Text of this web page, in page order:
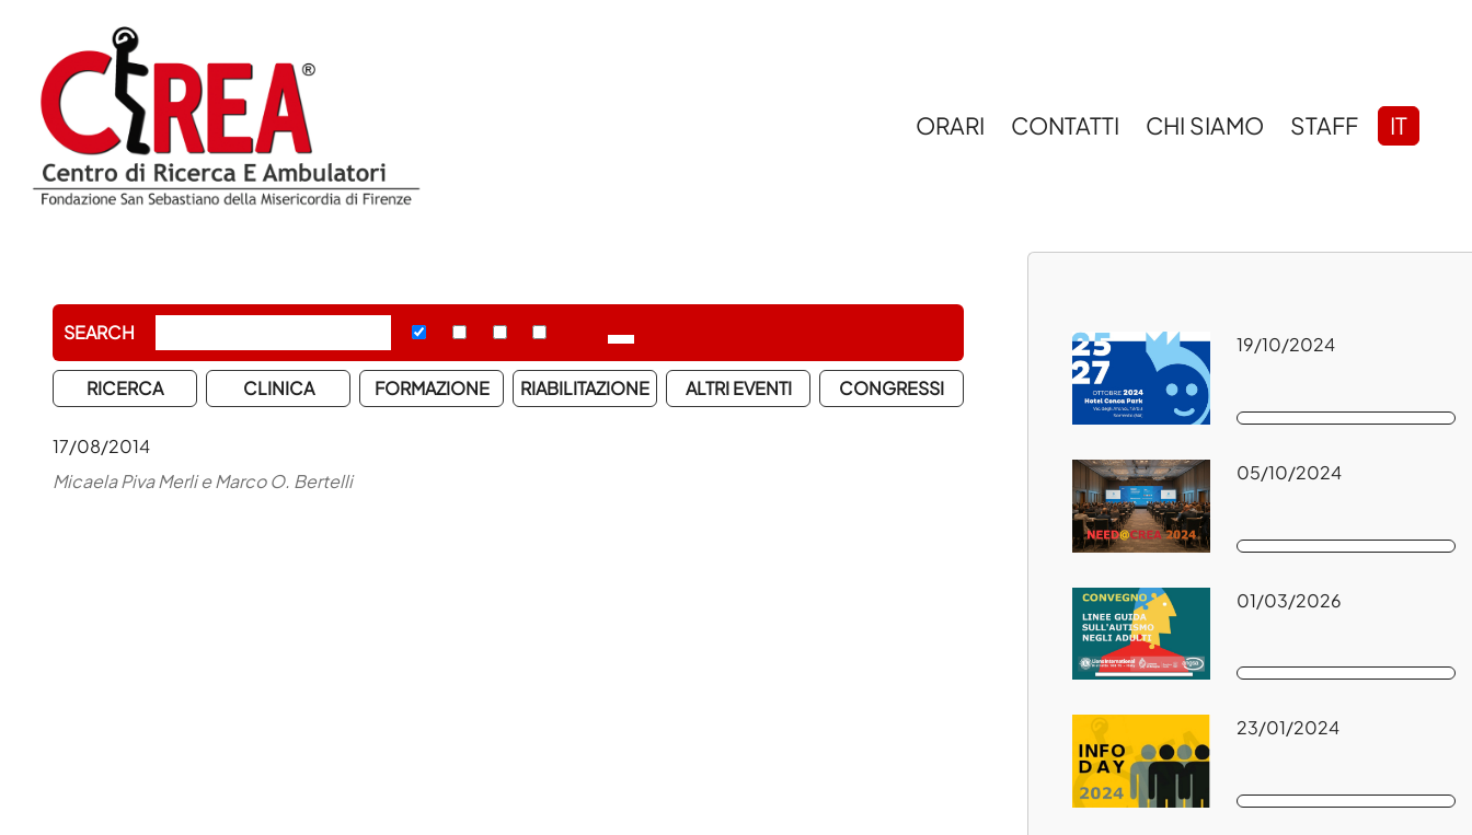
ORARI CONTATTI CHI SIAMO STAFF IT
SEARCH
RICERCA CLINICA FORMAZIONE RIABILITAZIONE ALTRI EVENTI CONGRESSI
17/08/2014
Micaela Piva Merli e Marco O. Bertelli
19/10/2024
05/10/2024
01/03/2026
23/01/2024